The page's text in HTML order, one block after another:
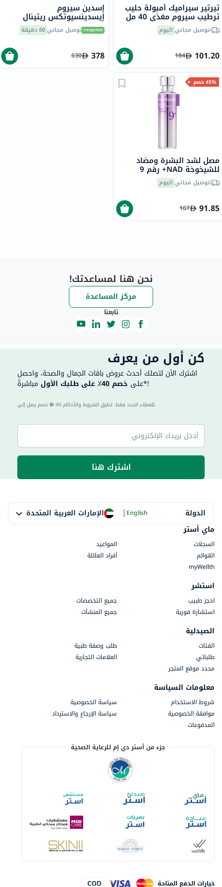
تيرتير سيراميك أمبولة حليب
ترطيب سيروم مغذي 40 مل
توصيل مجاني اليوم
101.20
184
إسدين سيروم
إيسدينسيوتكس ريتينال
إنتنس الليلي المضاد للتجاعيد
50 مل توصيل مجاني60 دقيقة
378
630
45% خصم
مصل لشد البشرة ومضاد
للشيخوخة NAD+ رقم 9
نومبوزين
توصيل مجاني اليوم
91.85
167
نحن هنا لمساعدتك!
مركز المساعدة
تابعنا
كن أول من يعرف
اشترك الآن لتصلك أحدث عروض باقات الجمال والصحة، واحصل
على خصم 40٪ على طلبك الأول مباشرةً*!
40 للعملاء الجدد فقط. تطبق الشروط والأحكام.
اشترك هنا
الدولة الإمارات العربية المتحدة |English
ماي أستر
السجلات
المواعيد
القوائم
أفراد العائلة
myWellth
استشر
احجز طبيب
جميع التخصصات
استشارة فورية
جميع المنشآت
الصيدلية
الفئات
طلب وصفة طبية
طلباتي
العلامات التجارية
محدد موقع المتجر
معلومات السياسة
شروط الاستخدام
سياسة الخصوصية
موافقة الخصوصية
سياسة الإرجاع والاسترداد
المدفوعات
جزء من أستر دي إم للرعاية الصحية
خيارات الدفع المتاحة